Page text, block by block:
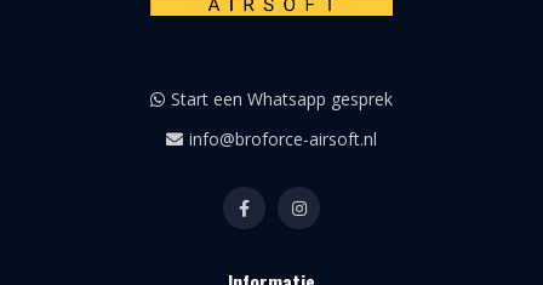
Start een Whatsapp gesprek
info@broforce-airsoft.nl